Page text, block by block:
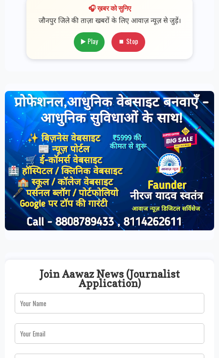
🎧 ख़बर को सुनिए
जौनपुर जिले की ताज़ा खबरों के लिए आवाज़ न्यूज़ से जुड़ें।
▶️ Play ⏹ Stop
Join Aawaz News (Journalist
Application)